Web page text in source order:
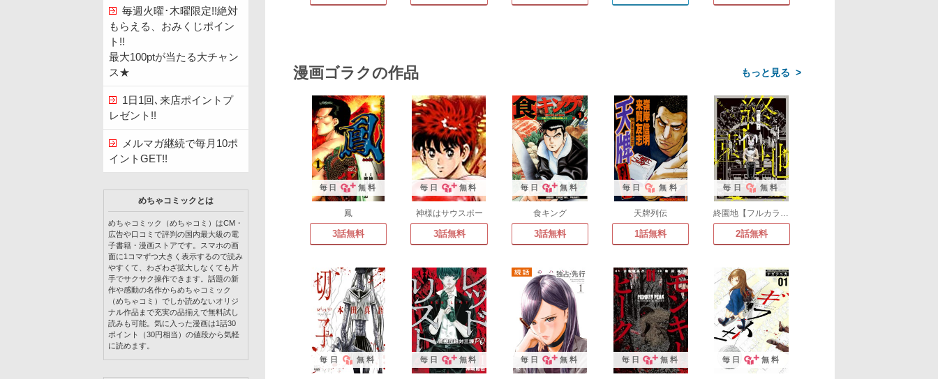
漫画ゴラクの作品 >
毎日 無料
鳳
3話無料
毎日 無料
神様はサウスポー
3話無料
毎日 無料
食キング
3話無料
毎日 無料
天牌列伝
1話無料
毎日 無料
2話無料
毎日 無料 毎日 無料 毎日 無料 毎日 無料 毎日 無料
毎週火曜･木曜限定!!絶対
もらえる、おみくじポイン
ト!!
最大100ptが当たる大チャン
ス★
1日1回､来店ポイントプ
レゼント!!
メルマガ継続で毎月10ポ
イントGET!!
めちゃコミックとは
めちゃコミック（めちゃコミ）はCM・
広告や口コミで評判の国内最大級の電
子書籍・漫画ストアです。スマホの画
面に1コマずつ大きく表示するので読み
やすくて、わざわざ拡大しなくても片
手でサクサク操作できます。話題の新
作や感動の名作からめちゃコミック
（めちゃコミ）でしか読めないオリジ
ナル作品まで充実の品揃えで無料試し
読みも可能。気に入った漫画は1話30
ポイント（30円相当）の値段から気軽
に読めます。